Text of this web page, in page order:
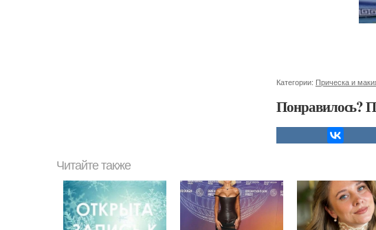
Категории: Прическа и
Понравилось?
Читайте также